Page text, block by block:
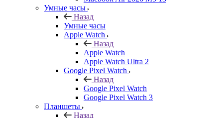
Умные часы
Назад
Умные часы
Apple Watch
Назад
Apple Watch
Apple Watch Ultra 2
Google Pixel Watch
Назад
Google Pixel Watch
Google Pixel Watch 3
Планшеты
Назад